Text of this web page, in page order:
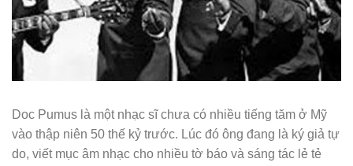
Doc Pumus là một nhạc sĩ chưa có nhiều tiếng tăm ở Mỹ
vào thập niên 50 thế kỷ trước. Lúc đó ông đang là ký giả tự
do, viết mục âm nhạc cho nhiều tờ báo và sáng tác lẻ tẻ